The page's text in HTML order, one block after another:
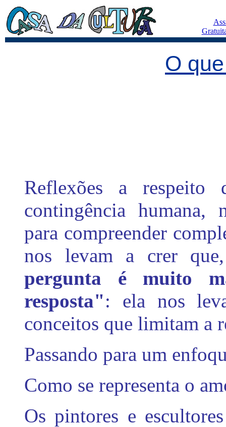
O
Reflexões a
contingência humana,
para compreender
nos levam a crer
pergunta é muito
resposta": ela nos
conceitos que limitam a
Passando para um
Como se representa o
Os pintores e